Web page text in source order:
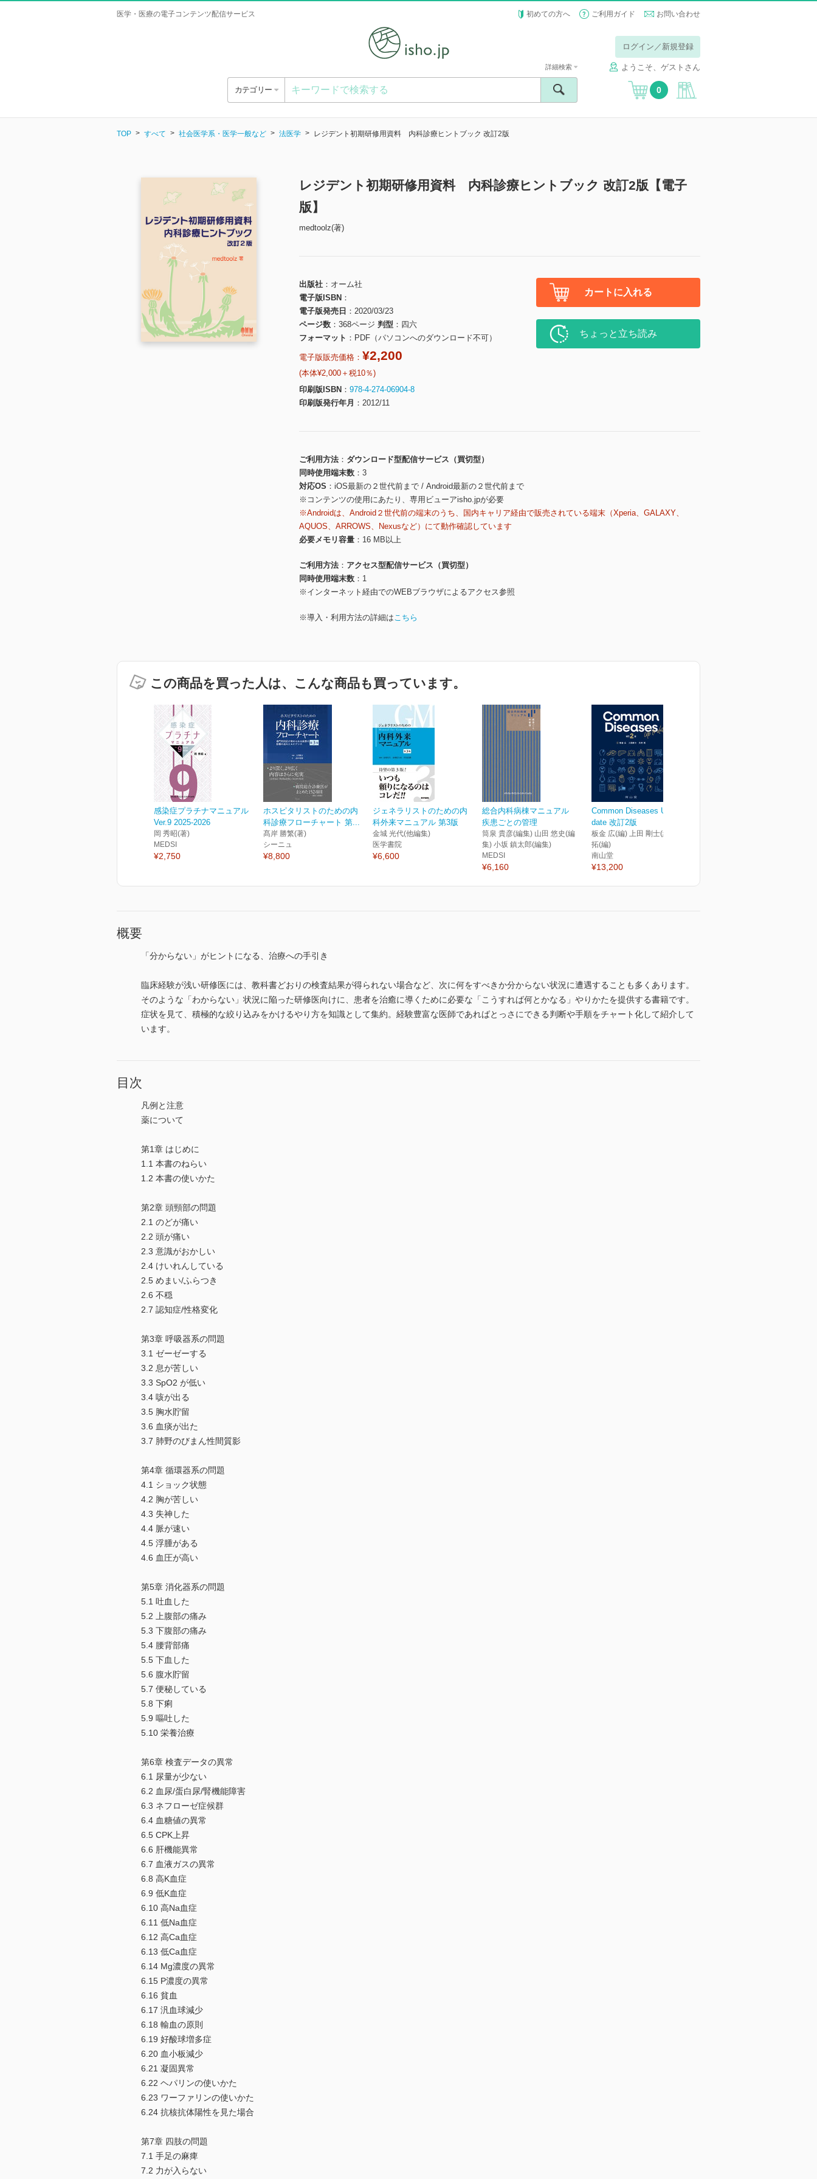
医学・医療の電子コンテンツ配信サービス 初めての方へ ご利用ガイド お問い合わせ
ログイン／新規登録
ようこそ、ゲストさん
カテゴリー
詳細検索
0
TOP すべて 社会医学系・医学一般など 法医学 レジデント初期研修用資料 内科診療ヒントブック 改訂2版
レジデント初期研修用資料 内科診療ヒントブック 改訂2版【電子
版】
medtoolz(著)
出版社
オーム社
電子版ISBN
電子版発売日
2020/03/23
ページ数
368ページ 判型
四六
フォーマット
PDF（パソコンへのダウンロード不可）
電子版販売価格： ¥2,200
(本体¥2,000＋税10％)
印刷版ISBN
978-4-274-06904-8
印刷版発行年月
2012/11
カートに入れる
ちょっと立ち読み
ご利用方法
ダウンロード型配信サービス（買切型）
同時使用端末数
3
対応OS
iOS最新の２世代前まで / Android最新の２世代前まで
※コンテンツの使用にあたり、専用ビューアisho.jpが必要
※Androidは、Android２世代前の端末のうち、国内キャリア経由で販売されている端末（Xperia、GALAXY、
AQUOS、ARROWS、Nexusなど）にて動作確認しています
必要メモリ容量
16 MB以上
ご利用方法
アクセス型配信サービス（買切型）
同時使用端末数
1
※インターネット経由でのWEBブラウザによるアクセス参照
※導入・利用方法の詳細はこちら
この商品を買った人は、こんな商品も買っています。
感染症プラチナマニュアル
Ver.9 2025-2026
岡 秀昭(著)
MEDSI
¥2,750
ホスピタリストのための内
科診療フローチャート 第...
髙岸 勝繁(著)
シーニュ
¥8,800
ジェネラリストのための内
科外来マニュアル 第3版
金城 光代(他編集)
医学書院
¥6,600
総合内科病棟マニュアル
疾患ごとの管理
筒泉 貴彦(編集) 山田 悠史(編
集) 小坂 鎮太郎(編集)
MEDSI
¥6,160
Common Diseases Up to
date 改訂2版
板金 広(編) 上田 剛士(編) 矢吹
拓(編)
南山堂
¥13,200
概要
「分からない」がヒントになる、治療への手引き
臨床経験が浅い研修医には、教科書どおりの検査結果が得られない場合など、次に何をすべきか分からない状況に遭遇することも多くあります。
そのような「わからない」状況に陥った研修医向けに、患者を治癒に導くために必要な「こうすれば何とかなる」やりかたを提供する書籍です。
症状を見て、積極的な絞り込みをかけるやり方を知識として集約。経験豊富な医師であればとっさにできる判断や手順をチャート化して紹介して
います。
目次
凡例と注意
薬について
第1章 はじめに
1.1 本書のねらい
1.2 本書の使いかた
第2章 頭頸部の問題
2.1 のどが痛い
2.2 頭が痛い
2.3 意識がおかしい
2.4 けいれんしている
2.5 めまい/ふらつき
2.6 不穏
2.7 認知症/性格変化
第3章 呼吸器系の問題
3.1 ゼーゼーする
3.2 息が苦しい
3.3 SpO2 が低い
3.4 咳が出る
3.5 胸水貯留
3.6 血痰が出た
3.7 肺野のびまん性間質影
第4章 循環器系の問題
4.1 ショック状態
4.2 胸が苦しい
4.3 失神した
4.4 脈が速い
4.5 浮腫がある
4.6 血圧が高い
第5章 消化器系の問題
5.1 吐血した
5.2 上腹部の痛み
5.3 下腹部の痛み
5.4 腰背部痛
5.5 下血した
5.6 腹水貯留
5.7 便秘している
5.8 下痢
5.9 嘔吐した
5.10 栄養治療
第6章 検査データの異常
6.1 尿量が少ない
6.2 血尿/蛋白尿/腎機能障害
6.3 ネフローゼ症候群
6.4 血糖値の異常
6.5 CPK上昇
6.6 肝機能異常
6.7 血液ガスの異常
6.8 高K血症
6.9 低K血症
6.10 高Na血症
6.11 低Na血症
6.12 高Ca血症
6.13 低Ca血症
6.14 Mg濃度の異常
6.15 P濃度の異常
6.16 貧血
6.17 汎血球減少
6.18 輸血の原則
6.19 好酸球増多症
6.20 血小板減少
6.21 凝固異常
6.22 ヘパリンの使いかた
6.23 ワーファリンの使いかた
6.24 抗核抗体陽性を見た場合
第7章 四肢の問題
7.1 手足の麻痺
7.2 力が入らない